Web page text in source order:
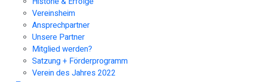
Vereinsheim
Ansprechpartner
Unsere Partner
Mitglied werden?
Satzung + Förderprogramm
Verein des Jahres 2022